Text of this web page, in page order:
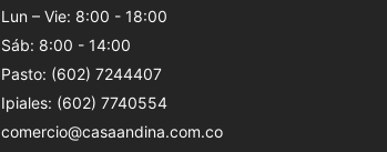
Lun – Vie: 8:00 - 18:00
Sáb: 8:00 - 14:00
Pasto: (602) 7244407
Ipiales: (602) 7740554
comercio@casaandina.com.co